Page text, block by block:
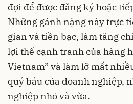
đợi để được đăng ký hoặc
Những gánh nặng này trực
gian và tiền bạc, làm tăng
lợi thế cạnh tranh của hàng
Vietnam” và làm lỡ mất
quý báu của doanh nghiệp,
nghiệp nhỏ và vừa.